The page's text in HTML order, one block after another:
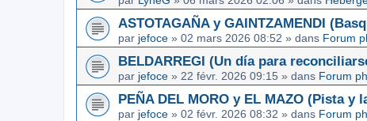
ASTOTAGAÑA y GAINTZAMENDI
par jefoce » 02 mars 2026 08:52 » dans Forum
BELDARREGI (Un día para
par jefoce » 22 févr. 2026 09:15 » dans Forum
PEÑA DEL MORO y EL MAZO (Pista y
par jefoce » 02 févr. 2026 08:32 » dans Forum